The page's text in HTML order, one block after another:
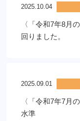
2025.10.04
〈「令和7年8月
回りました。
2025.09.01
〈「令和7年7月
水準